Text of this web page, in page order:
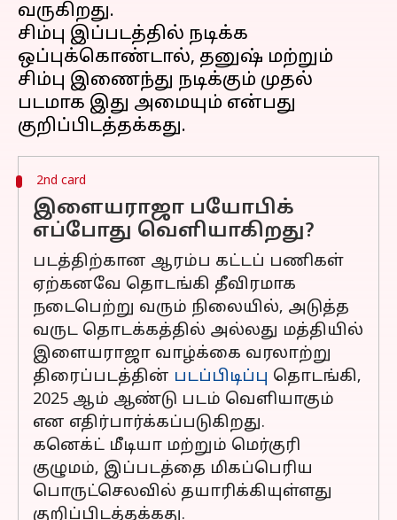
வருகிறது.
சிம்பு இப்படத்தில் நடிக்க
ஒப்புக்கொண்டால், தனுஷ் மற்றும்
சிம்பு இணைந்து நடிக்கும் முதல்
படமாக இது அமையும் என்பது
2nd card
இளையராஜா பயோபிக்
எப்போது வெளியாகிறது?
படத்திற்கான ஆரம்ப கட்டப் பணிகள்
ஏற்கனவே தொடங்கி தீவிரமாக
நடைபெற்று வரும் நிலையில், அடுத்த
வருட தொடக்கத்தில் அல்லது மத்தியில்
இளையராஜா வாழ்க்கை வரலாற்று
திரைப்படத்தின் படப்பிடிப்பு தொடங்கி,
2025 ஆம் ஆண்டு படம் வெளியாகும்
என எதிர்பார்க்கப்படுகிறது.
கனெக்ட் மீடியா மற்றும் மெர்குரி
குழுமம், இப்படத்தை மிகப்பெரிய
பொருட்செலவில் தயாரிக்கியுள்ளது
குறிப்பிடத்தக்கது.